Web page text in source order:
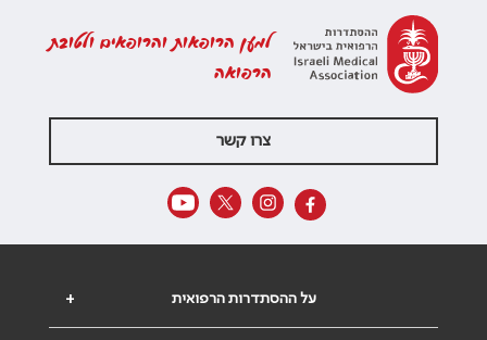
למען הרופאות והרופאים ולטובת
הרפואה
צרו קשר
+ על ההסתדרות הרפואית